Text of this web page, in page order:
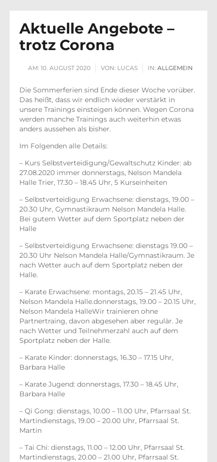
Aktuelle Angebote –
trotz Corona
AM: 10. AUGUST 2020 VON: LUCAS IN: ALLGEMEIN
Die Sommerferien sind Ende dieser Woche vorüber.
Das heißt, dass wir endlich wieder verstärkt in
unsere Trainings einsteigen können. Wegen Corona
werden manche Trainings auch weiterhin etwas
anders aussehen als bisher.
Im Folgenden alle Details:
– Kurs Selbstverteidigung/Gewaltschutz Kinder: ab
27.08.2020 immer donnerstags, Nelson Mandela
Halle Trier, 17.30 – 18.45 Uhr, 5 Kurseinheiten
– Selbstverteidigung Erwachsene: dienstags, 19.00 –
20.30 Uhr, Gymnastikraum Nelson Mandela Halle.
Bei gutem Wetter auf dem Sportplatz neben der
Halle
– Selbstverteidigung Erwachsene: dienstags 19.00 –
20.30 Uhr Nelson Mandela Halle/Gymnastikraum. Je
nach Wetter auch auf dem Sportplatz neben der
Halle.
– Karate Erwachsene: montags, 20.15 – 21.45 Uhr,
Nelson Mandela Halle.donnerstags, 19.00 – 20.15 Uhr,
Nelson Mandela HalleWir trainieren ohne
Partnertraing, davon abgesehen aber regulär. Je
nach Wetter und Teilnehmerzahl auch auf dem
Sportplatz neben der Halle.
– Karate Kinder: donnerstags, 16.30 – 17.15 Uhr,
Barbara Halle
– Karate Jugend: donnerstags, 17.30 – 18.45 Uhr,
Barbara Halle
– Qi Gong: dienstags, 10.00 – 11.00 Uhr, Pfarrsaal St.
Martindienstags, 19.00 – 20.00 Uhr, Pfarrsaal St.
Martin
– Tai Chi: dienstags, 11.00 – 12.00 Uhr, Pfarrsaal St.
Martindienstags, 20.00 – 21.00 Uhr, Pfarrsaal St.